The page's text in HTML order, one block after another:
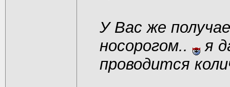
У Вас же
носорогом..
я
проводится